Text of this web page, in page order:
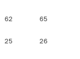
62 65
25 26